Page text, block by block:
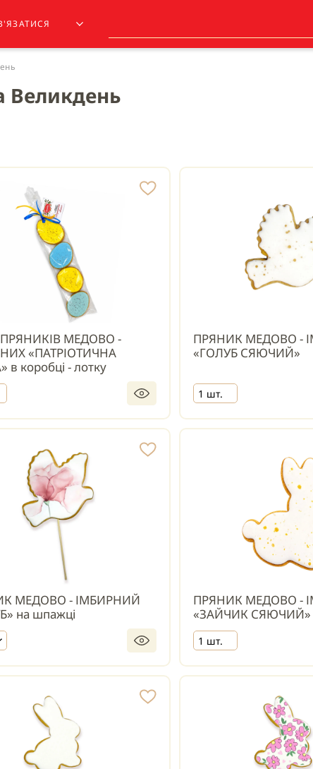
Великдень
ПРЯНИКІВ МЕДОВО -
«ПАТРІОТИЧНА
в коробці - лотку
ПРЯНИК МЕДОВО -
«ГОЛУБ СЯЮЧИЙ»
1 шт.
МЕДОВО - ІМБИРНИЙ
на шпажці
ПРЯНИК МЕДОВО -
«ЗАЙЧИК СЯЮЧИЙ»
1 шт.